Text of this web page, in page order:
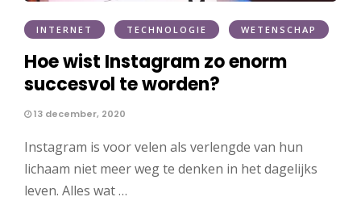
INTERNET TECHNOLOGIE WETENSCHAP
Hoe wist Instagram zo enorm
succesvol te worden?
13 december, 2020
Instagram is voor velen als verlengde van hun
lichaam niet meer weg te denken in het dagelijks
leven. Alles wat …